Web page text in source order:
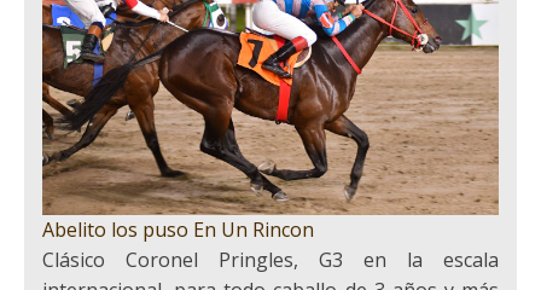
Abelito los puso En Un Rincon
Clásico Coronel Pringles, G3 en la escala